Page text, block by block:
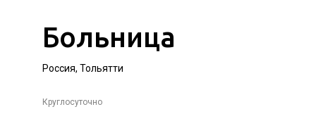
Больница
Россия, Тольятти
Круглосуточно